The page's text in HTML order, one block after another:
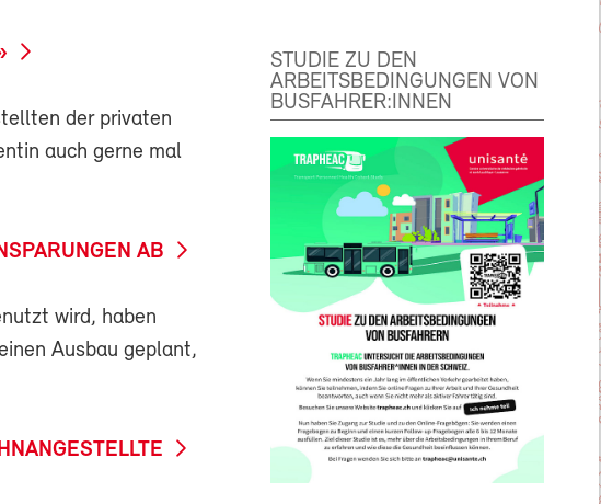
der privaten
auch gerne mal
AB
wird, haben
Ausbau geplant,
STUDIE ZU DEN
ARBEITSBEDINGUNGEN VON
BUSFAHRER:INNEN